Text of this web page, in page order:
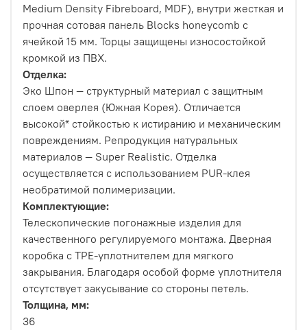
Medium Density Fibreboard, MDF), внутри жесткая и
прочная сотовая панель Blocks honeycomb с
ячейкой 15 мм. Торцы защищены износостойкой
кромкой из ПВХ.
Отделка:
Эко Шпон — структурный материал с защитным
слоем оверлея (Южная Корея). Отличается
высокой* стойкостью к истиранию и механическим
повреждениям. Репродукция натуральных
материалов — Super Realistic. Отделка
осуществляется с использованием PUR-клея
необратимой полимеризации.
Комплектующие:
Телескопические погонажные изделия для
качественного регулируемого монтажа. Дверная
коробка с TPE-уплотнителем для мягкого
закрывания. Благодаря особой форме уплотнителя
отсутствует закусывание со стороны петель.
Толщина, мм:
36